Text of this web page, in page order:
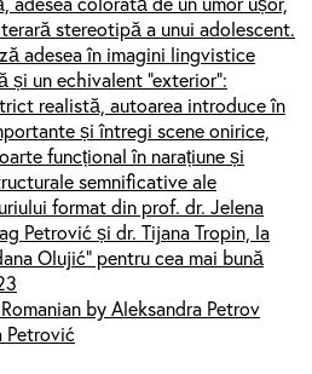
stereotipă a unui adolescent.
adesea în imagini lingvistice
un echivalent “exterior”:
realistă, autoarea introduce în
și întregi scene onirice,
funcțional în narațiune și
semnificative ale
format din prof. dr. Jelena
Petrović și dr. Tijana Tropin, la
Olujić” pentru cea mai bună
by Aleksandra Petrov
Petrović